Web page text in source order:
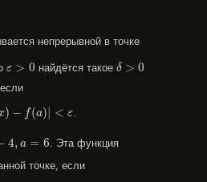
непрерывной в точке
ε > 0
ε >0 найдётся такое δ > 0
δ >
если
) − f(a) < ε
)
.
4, a = 6
6
. Эта функция
точке, если